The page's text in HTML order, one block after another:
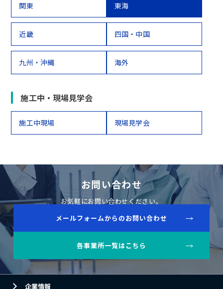
関東 東海
近畿 四国・中国
九州・沖縄 海外
施工中・現場見学会
施工中現場 現場見学会
お問い合わせ
お気軽にお問い合わせください。
メールフォームからのお問い合わせ
各事業所一覧はこちら
企業情報